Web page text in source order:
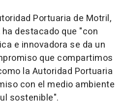
Portuaria de Motril,
destacado que "con
e innovadora se da un
que compartimos
la Autoridad Portuaria
con el medio ambiente
sostenible".